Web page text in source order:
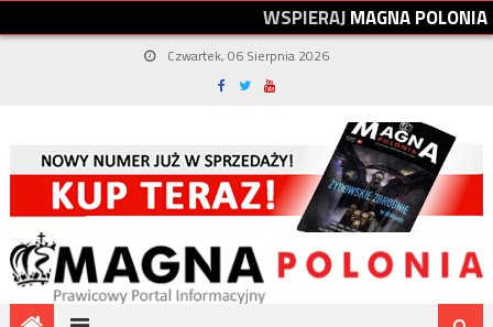
WSPIERAJMAGNAPOLONIA
Czwartek, 06 Sierpnia 2026